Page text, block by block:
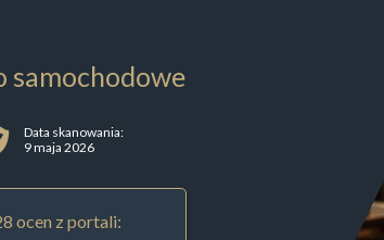
samochodowe
Data skanowania:
9 maja 2026
ocen z portali: